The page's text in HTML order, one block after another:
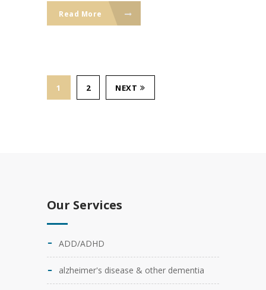
Read More
1 2 NEXT
Our Services
ADD/ADHD
alzheimer's disease & other dementia